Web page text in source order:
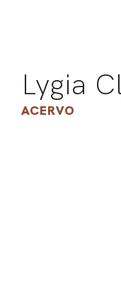
Lygia
ACERVO